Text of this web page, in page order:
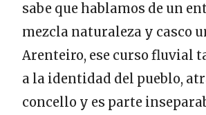
sabe que hablamos de un
mezcla naturaleza y casco
Arenteiro, ese curso fluvial
a la identidad del pueblo,
concello y es parte